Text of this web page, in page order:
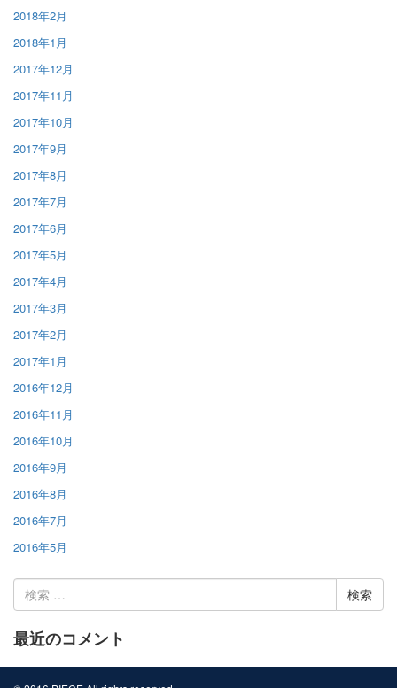
2018年2月
2018年1月
2017年12月
2017年11月
2017年10月
2017年9月
2017年8月
2017年7月
2017年6月
2017年5月
2017年4月
2017年3月
2017年2月
2017年1月
2016年12月
2016年11月
2016年10月
2016年9月
2016年8月
2016年7月
2016年5月
索:
最近のコメント